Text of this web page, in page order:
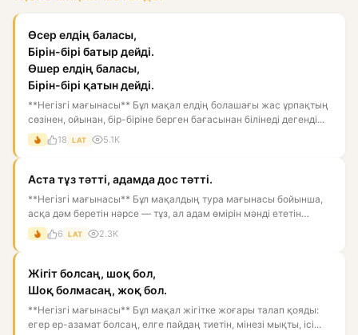
Өсер елдің баласы,
Бірін-бірі батыр дейді.
Өшер елдің баласы,
Бірін-бірі қатын дейді.
**Негізгі мағынасы** Бұл мақал елдің болашағы жас ұрпақтың
сөзінен, ойынан, бір-біріне берген бағасынан білінеді дегенді...
18 LAT 5.1K
Аста тұз тәтті, адамда дос тәтті.
**Негізгі мағынасы** Бұл мақалдың тура мағынасы бойынша,
асқа дәм беретін нәрсе — тұз, ал адам өмірін мәнді ететін
нәрс...
6 LAT 2.3K
Жігіт болсаң, шоқ бол,
Шоқ болмасаң, жоқ бол.
**Негізгі мағынасы** Бұл мақал жігітке жоғары талап қояды:
егер ер-азамат болсаң, елге пайдаң тиетін, мінезі мықты, ісі...